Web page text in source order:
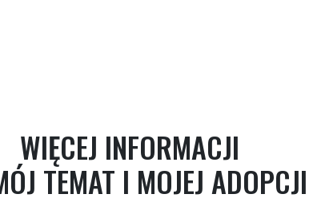
WIĘCEJ INFORMACJI
TEMAT I MOJEJ ADOPCJI